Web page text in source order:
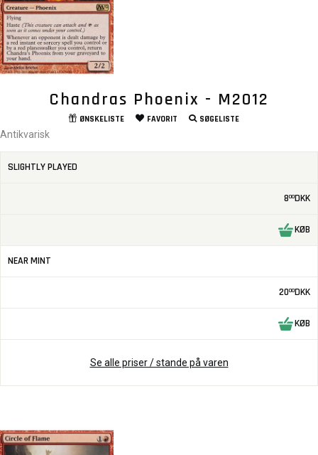
Chandras Phoenix - M2012
ØNSKELISTE FAVORIT SØGELISTE
Antikvarisk
SLIGHTLY PLAYED
800DKK
KØB
NEAR MINT
2000DKK
KØB
Se alle priser / stande på varen